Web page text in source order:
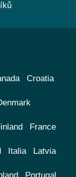
Croatia
France
Italia Latvia